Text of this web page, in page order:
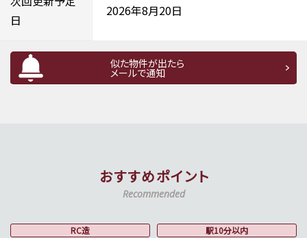
日
2026年8月20日
似た物件が出たら
メールで通知
おすすめポイント
Recommended
RC造
駅10分以内